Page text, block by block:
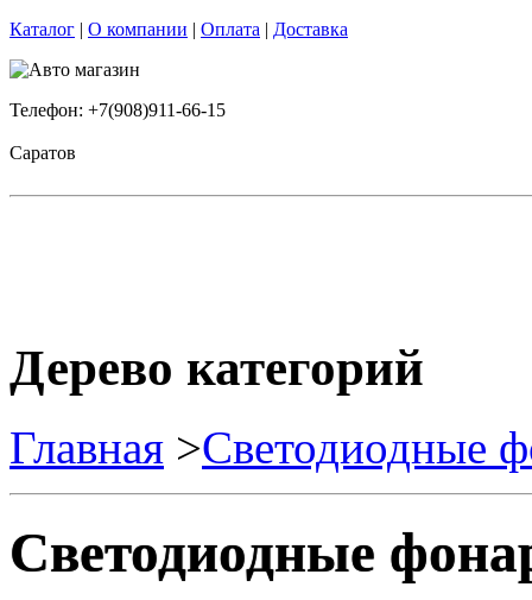
Каталог | О компании | Оплата | Доставка
Телефон: +7(908)911-66-15
Саратов
Дерево категорий
Главная >Светодиодные
Светодиодные